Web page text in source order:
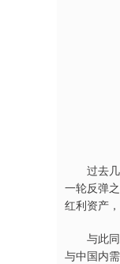
过去几
一轮反弹
红利资产
与此同
与中国内